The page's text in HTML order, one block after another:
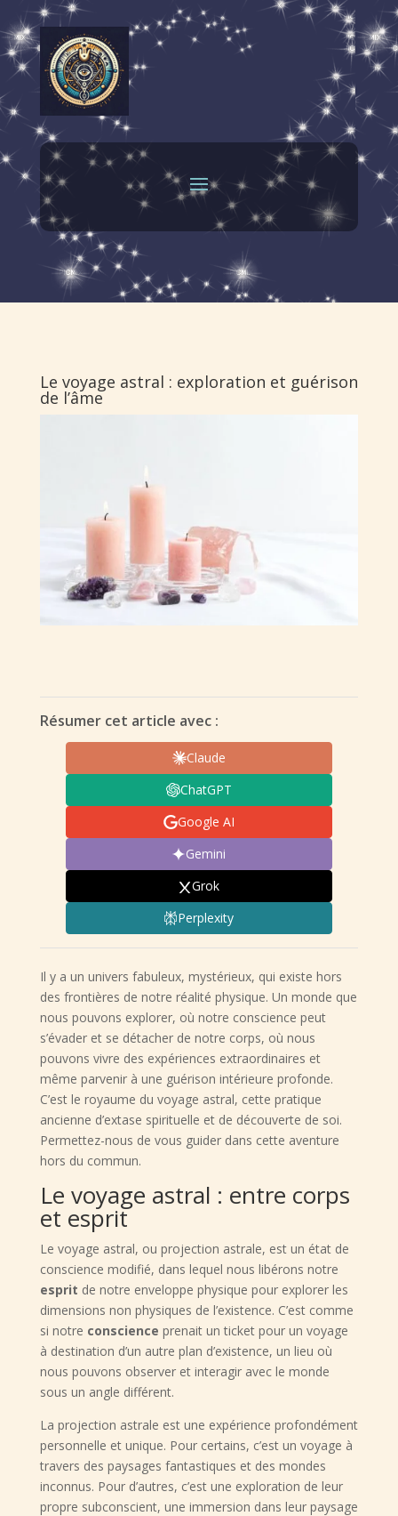
Le voyage astral : exploration et guérison
de l’âme
Résumer cet article avec :
Claude
ChatGPT
Google AI
Gemini
Grok
Perplexity
Il y a un univers fabuleux, mystérieux, qui existe hors
des frontières de notre réalité physique. Un monde que
nous pouvons explorer, où notre conscience peut
s’évader et se détacher de notre corps, où nous
pouvons vivre des expériences extraordinaires et
même parvenir à une guérison intérieure profonde.
C’est le royaume du voyage astral, cette pratique
ancienne d’extase spirituelle et de découverte de soi.
Permettez-nous de vous guider dans cette aventure
hors du commun.
Le voyage astral : entre corps
et esprit
Le voyage astral, ou projection astrale, est un état de
conscience modifié, dans lequel nous libérons notre
esprit de notre enveloppe physique pour explorer les
dimensions non physiques de l’existence. C’est comme
si notre conscience prenait un ticket pour un voyage
à destination d’un autre plan d’existence, un lieu où
nous pouvons observer et interagir avec le monde
sous un angle différent.
La projection astrale est une expérience profondément
personnelle et unique. Pour certains, c’est un voyage à
travers des paysages fantastiques et des mondes
inconnus. Pour d’autres, c’est une exploration de leur
propre subconscient, une immersion dans leur paysage